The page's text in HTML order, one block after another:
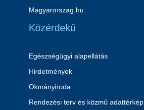
Magyarorszag.hu
Közérdekű
Egészségügyi alapellátás
Hirdetmények
Okmányiroda
Rendezési terv és közmű adattérkép